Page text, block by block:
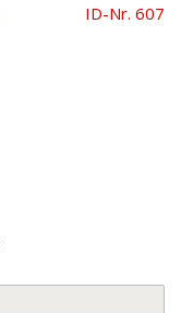
ID-Nr. 607